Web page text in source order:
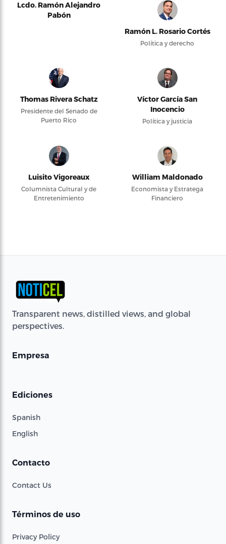
Lcdo. Ramón Alejandro
Pabón
Ramón L. Rosario Cortés
Política y derecho
Thomas Rivera Schatz
Presidente del Senado de
Puerto Rico
Víctor García San
Inocencio
Política y justicia
Luisito Vigoreaux
Columnista Cultural y de
Entretenimiento
William Maldonado
Economista y Estratega
Financiero
Transparent news, distilled views, and global
perspectives.
Empresa
Ediciones
Spanish
English
Contacto
Contact Us
Términos de uso
Privacy Policy